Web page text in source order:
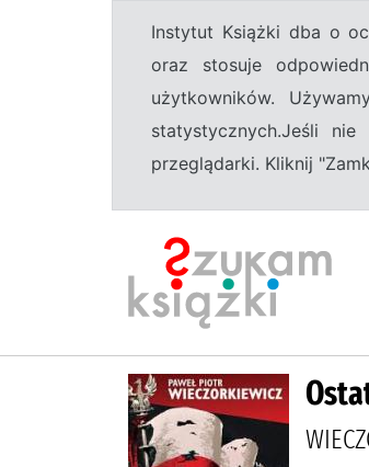
Instytut Książki dba o
oraz stosuje
użytkowników.
statystycznych.Jeśli
przeglądarki. Kliknij